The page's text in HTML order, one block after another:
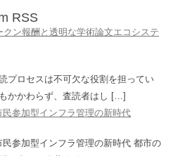
RSS
ン報酬と透明な学術論文エコシステ
プロセスは不可欠な役割を担ってい
かかわらず、査読者はし […]
参加型インフラ管理の新時代
参加型インフラ管理の新時代 都市の